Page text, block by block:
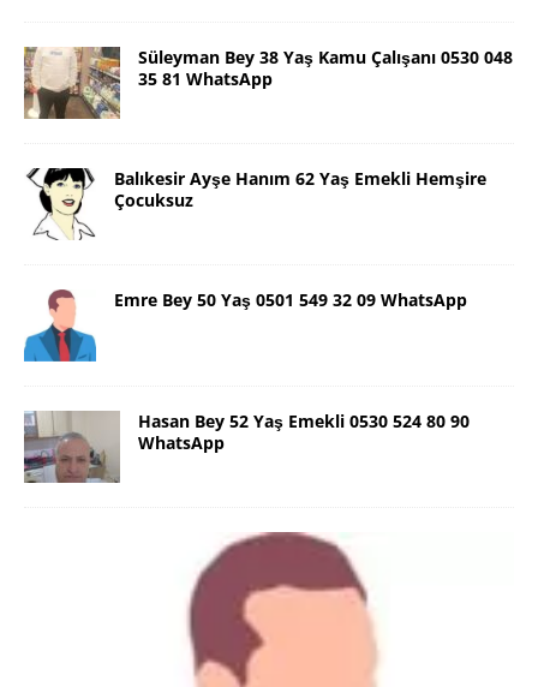
Süleyman Bey 38 Yaş Kamu Çalışanı 0530 048
35 81 WhatsApp
Balıkesir Ayşe Hanım 62 Yaş Emekli Hemşire
Çocuksuz
Emre Bey 50 Yaş 0501 549 32 09 WhatsApp
Hasan Bey 52 Yaş Emekli 0530 524 80 90
WhatsApp
Danimarka Mustafa Bey 45 Yaş +45
42 48 17 28 WhatsApp
Lütfen Danimarka dışı aramasın. Selam ben
Danimarka’dan Mustafa 45 yaşında, 1.88 boyunda,